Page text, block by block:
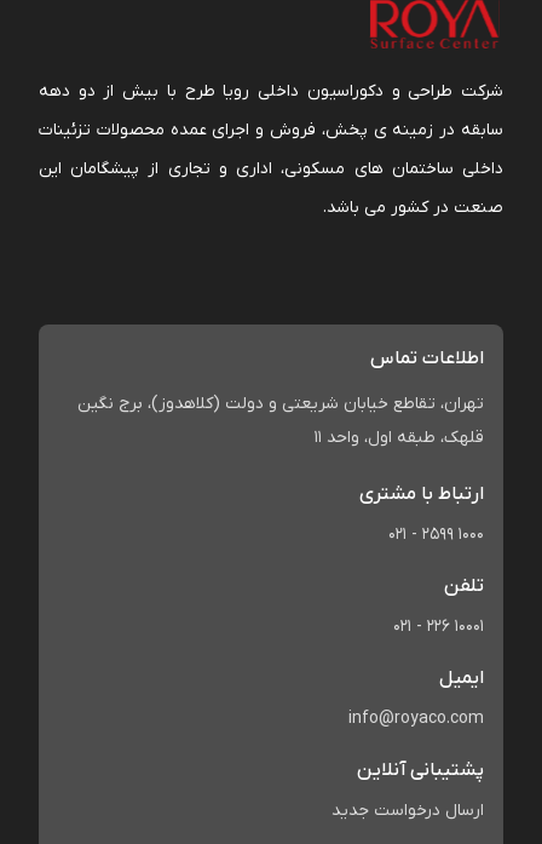
شرکت طراحی و دکوراسیون داخلی رویا طرح با بیش از دو دهه
سابقه در زمینه ی پخش، فروش و اجرای عمده محصولات تزئینات
داخلی ساختمان های مسکونی، اداری و تجاری از پیشگامان این
صنعت در کشور می باشد.
اطلاعات تماس
تهران، تقاطع خیابان شریعتی و دولت (کلاهدوز)، برج نگین
قلهک، طبقه اول، واحد 11
ارتباط با مشتری
021 - 2599 1000
تلفن
021 - 226 10001
ایمیل
info@royaco.com
پشتیبانی آنلاین
ارسال درخواست جدید